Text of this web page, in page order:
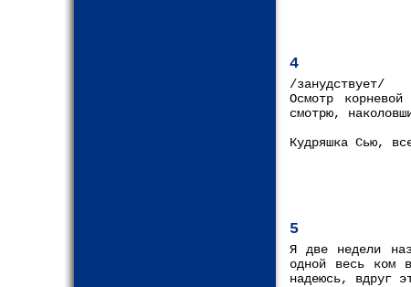
4
/занудствует/
Осмотр
смотрю,
Кудряшка Сью,
5
Я две недели
одной весь ком
надеюсь, вдруг